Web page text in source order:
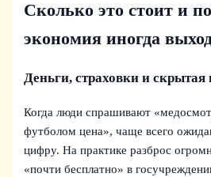
Сколько это стоит и
экономия иногда
Деньги, страховки и скрытая
Когда люди спрашивают
футболом цена», чаще всего
цифру. На практике разброс
«почти бесплатно» в